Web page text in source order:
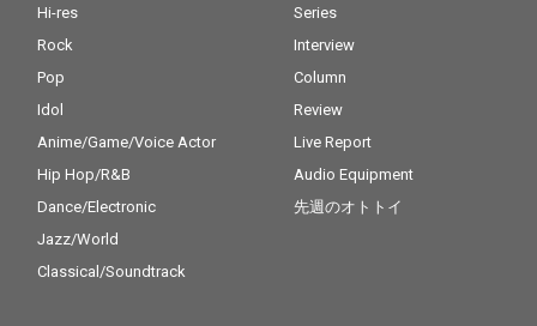
Hi-res
Rock
Pop
Idol
Anime/Game/Voice Actor
Hip Hop/R&B
Dance/Electronic
Jazz/World
Classical/Soundtrack
Series
Interview
Column
Review
Live Report
Audio Equipment
先週のオトトイ